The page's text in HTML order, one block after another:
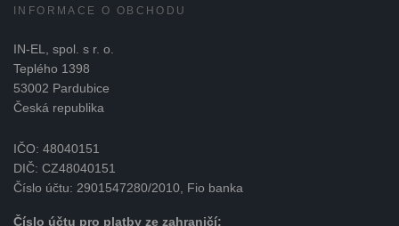
INFORMACE O OBCHODU
IN-EL, spol. s r. o.
Teplého 1398
53002 Pardubice
Česká republika
IČO: 48040151
DIČ: CZ48040151
Číslo účtu: 2901547280/2010, Fio banka
Číslo účtu pro platby ze zahraničí: